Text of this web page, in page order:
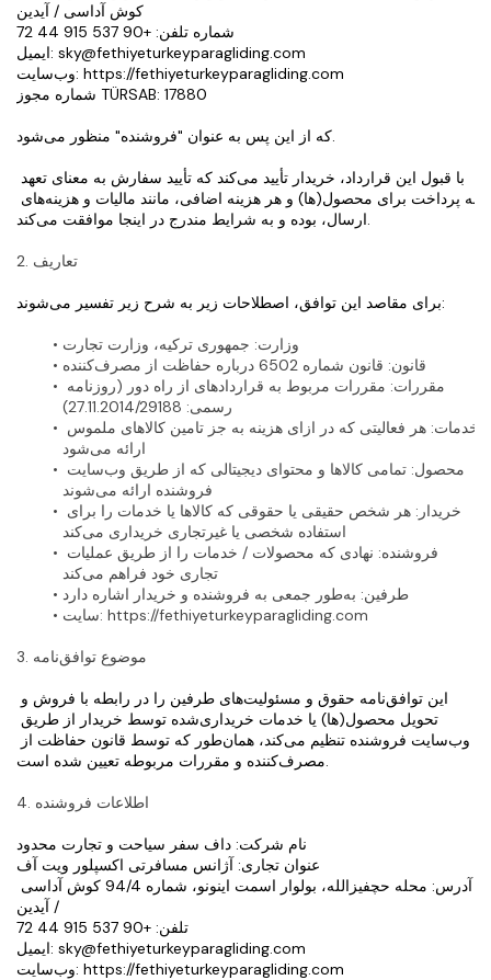
کوش آداسی / آیدین
شماره تلفن: +90 537 915 44 72
ایمیل: sky@fethiyeturkeyparagliding.com
وب‌سایت: https://fethiyeturkeyparagliding.com
شماره مجوز TÜRSAB: 17880
که از این پس به عنوان "فروشنده" منظور می‌شود.
ارسال، بوده و به شرایط مندرج در اینجا موافقت می‌کند.
2. تعاریف
برای مقاصد این توافق، اصطلاحات زیر به شرح زیر تفسیر می‌شوند:
وزارت: جمهوری ترکیه، وزارت تجارت
قانون: قانون شماره 6502 درباره حفاظت از مصرف‌کننده
مقررات
رسمی: 27.11.2014/29188)
خدمات
ارائه می‌شود
محصول
فروشنده ارائه می‌شوند
خریدار
استفاده شخصی یا غیرتجاری خریداری می‌کند
فروشنده
تجاری خود فراهم می‌کند
طرفین: به‌طور جمعی به فروشنده و خریدار اشاره دارد
سایت: https://fethiyeturkeyparagliding.com
3. موضوع توافق‌نامه
مصرف‌کننده و مقررات مربوطه تعیین شده است.
4. اطلاعات فروشنده
نام شرکت: داف سفر سیاحت و تجارت محدود
عنوان تجاری: آژانس مسافرتی اکسپلور ویت آف
/ آیدین
تلفن: +90 537 915 44 72
ایمیل: sky@fethiyeturkeyparagliding.com
وب‌سایت: https://fethiyeturkeyparagliding.com